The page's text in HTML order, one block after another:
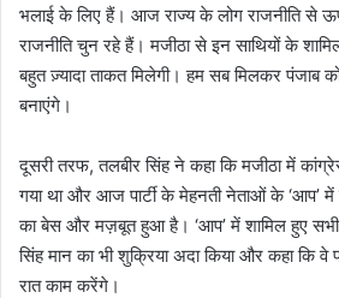
भलाई के लिए हैं। आज राज्य के लोग राजनीति से
राजनीति चुन रहे हैं। मजीठा से इन साथियों के
बहुत ज़्यादा ताकत मिलेगी। हम सब मिलकर पंजाब
बनाएंगे।
दूसरी तरफ, तलबीर सिंह ने कहा कि मजीठा में
गया था और आज पार्टी के मेहनती नेताओं के ‘आप’ में
का बेस और मज़बूत हुआ है। ‘आप’ में शामिल हुए
सिंह मान का भी शुक्रिया अदा किया और कहा कि वे
रात काम करेंगे।